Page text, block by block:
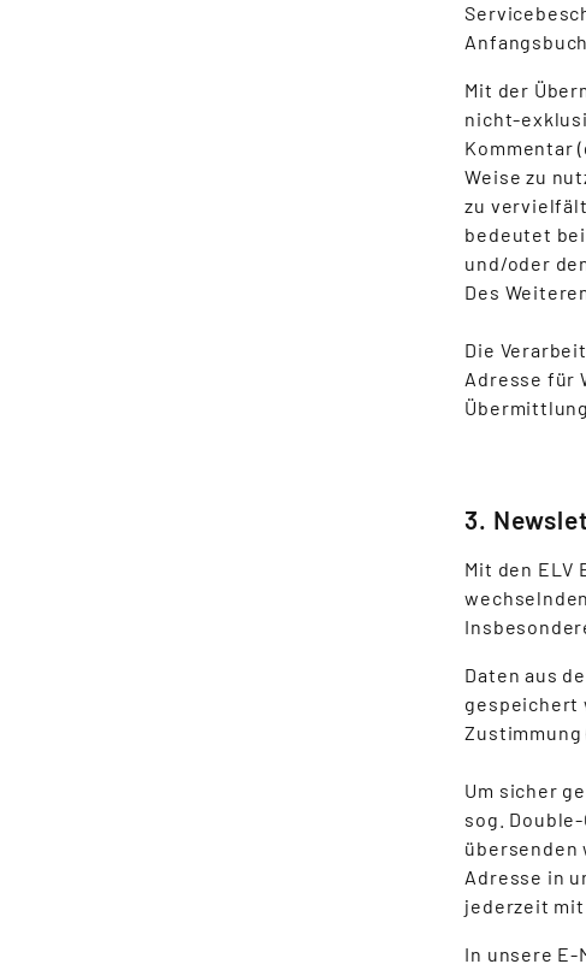
Mit der
nicht-
Kommentar
Weise zu
zu
bedeutet
und/oder
Des
Die
Adresse für
3.
Mit den
Daten aus
gespeichert
Zustimmung
Um sicher
sog.
übersenden
Adresse in
jederzeit
In unsere